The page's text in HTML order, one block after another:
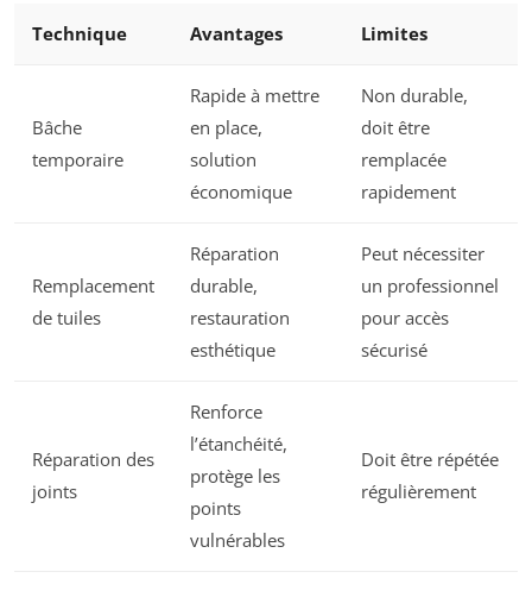
Technique Avantages Limites
Bâche
temporaire
Rapide à mettre
en place,
solution
économique
Non durable,
doit être
remplacée
rapidement
Remplacement
de tuiles
Réparation
durable,
restauration
esthétique
Peut nécessiter
un professionnel
pour accès
sécurisé
Réparation des
joints
Renforce
l’étanchéité,
protège les
points
vulnérables
Doit être répétée
régulièrement